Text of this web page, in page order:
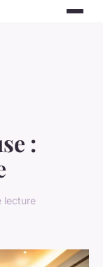
:
lecture